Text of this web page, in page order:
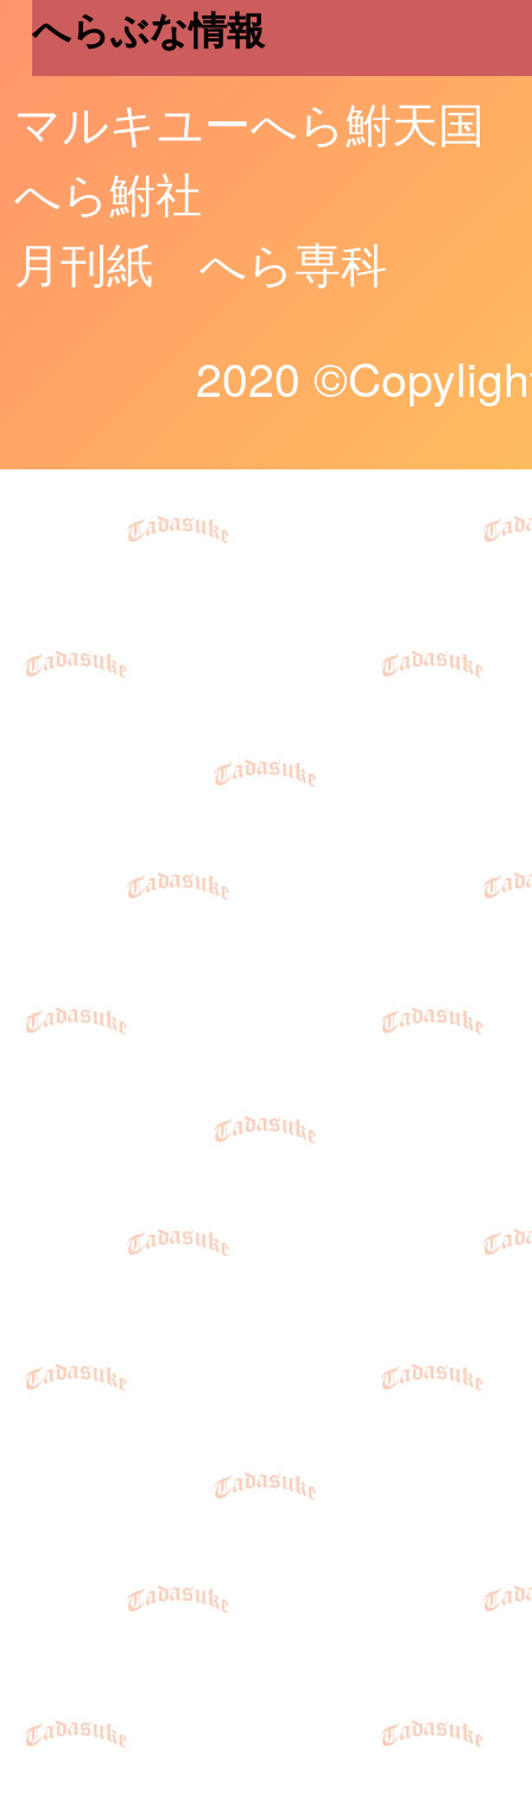
へらぶな情報
マルキユーへら鮒天国
へら鮒社
月刊紙 へら専科
2020